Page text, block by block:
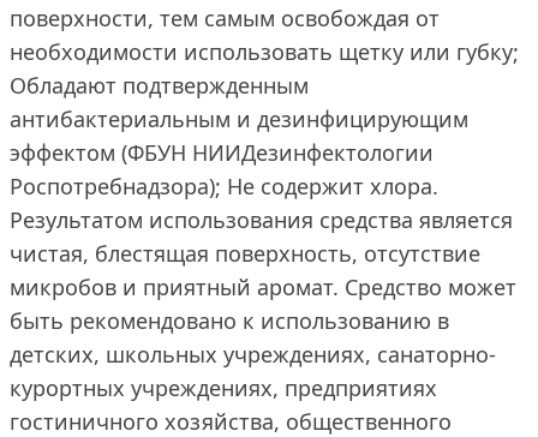
поверхности, тем самым освобождая от
необходимости использовать щетку или губку;
Обладают подтвержденным
антибактериальным и дезинфицирующим
эффектом (ФБУН НИИДезинфектологии
Роспотребнадзора); Не содержит хлора.
Результатом использования средства является
чистая, блестящая поверхность, отсутствие
микробов и приятный аромат. Средство может
быть рекомендовано к использованию в
детских, школьных учреждениях, санаторно-
курортных учреждениях, предприятиях
гостиничного хозяйства, общественного